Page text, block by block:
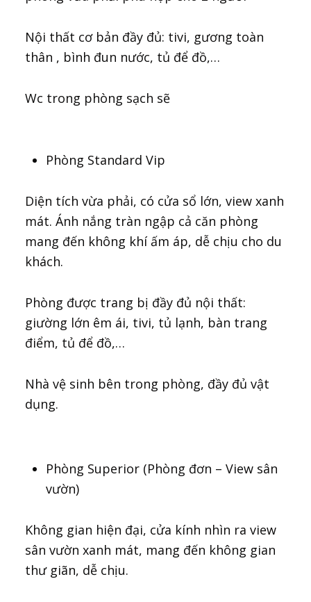
Nội thất cơ bản đầy đủ: tivi, gương toàn
thân , bình đun nước, tủ để đồ,…
Wc trong phòng sạch sẽ
Phòng Standard Vip
Diện tích vừa phải, có cửa sổ lớn, view xanh
mát. Ánh nắng tràn ngập cả căn phòng
mang đến không khí ấm áp, dễ chịu cho du
khách.
Phòng được trang bị đầy đủ nội thất:
giường lớn êm ái, tivi, tủ lạnh, bàn trang
điểm, tủ để đồ,…
Nhà vệ sinh bên trong phòng, đầy đủ vật
dụng.
Phòng Superior (Phòng đơn – View sân
vườn)
Không gian hiện đại, cửa kính nhìn ra view
sân vườn xanh mát, mang đến không gian
thư giãn, dễ chịu.